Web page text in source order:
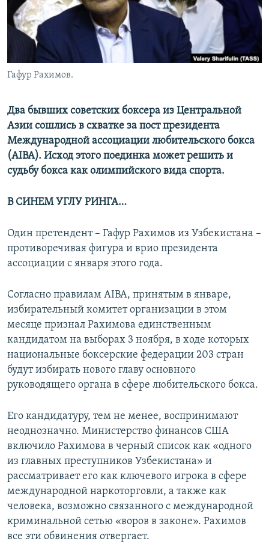
Гафур Рахимов.
Два бывших советских боксера из Центральной
Азии сошлись в схватке за пост президента
Международной ассоциации любительского бокса
(AIBA). Исход этого поединка может решить и
судьбу бокса как олимпийского вида спорта.
В СИНЕМ УГЛУ РИНГА…
Один претендент – Гафур Рахимов из Узбекистана –
противоречивая фигура и врио президента
ассоциации с января этого года.
Согласно правилам AIBA, принятым в январе,
избирательный комитет организации в этом
месяце признал Рахимова единственным
кандидатом на выборах 3 ноября, в ходе которых
национальные боксерские федерации 203 стран
будут избирать нового главу основного
руководящего органа в сфере любительского бокса.
Его кандидатуру, тем не менее, воспринимают
неоднозначно. Министерство финансов США
включило Рахимова в черный список как «одного
из главных преступников Узбекистана» и
рассматривает его как ключевого игрока в сфере
международной наркоторговли, а также как
человека, возможно связанного с международной
криминальной сетью «воров в законе». Рахимов
все эти обвинения отвергает.